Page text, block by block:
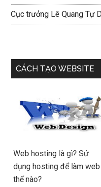
Cục trưởng Lê Quang Tự
CÁCH TẠO WEBSITE
Web hosting là gì? Sử
dụng hosting để làm web
thế nào?